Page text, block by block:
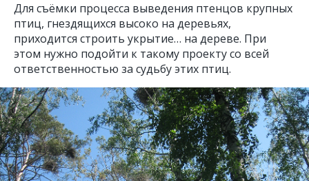
Для съёмки процесса выведения птенцов крупных
птиц, гнездящихся высоко на деревьях,
приходится строить укрытие… на дереве. При
этом нужно подойти к такому проекту со всей
ответственностью за судьбу этих птиц.